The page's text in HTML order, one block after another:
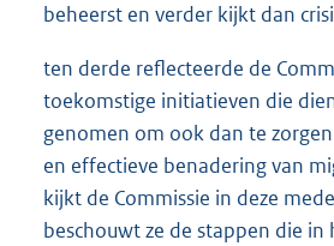
beheerst en verder kijkt dan
ten derde reflecteerde de
toekomstige initiatieven die
genomen om ook dan te
en effectieve benadering van
kijkt de Commissie in deze
beschouwt ze de stappen die